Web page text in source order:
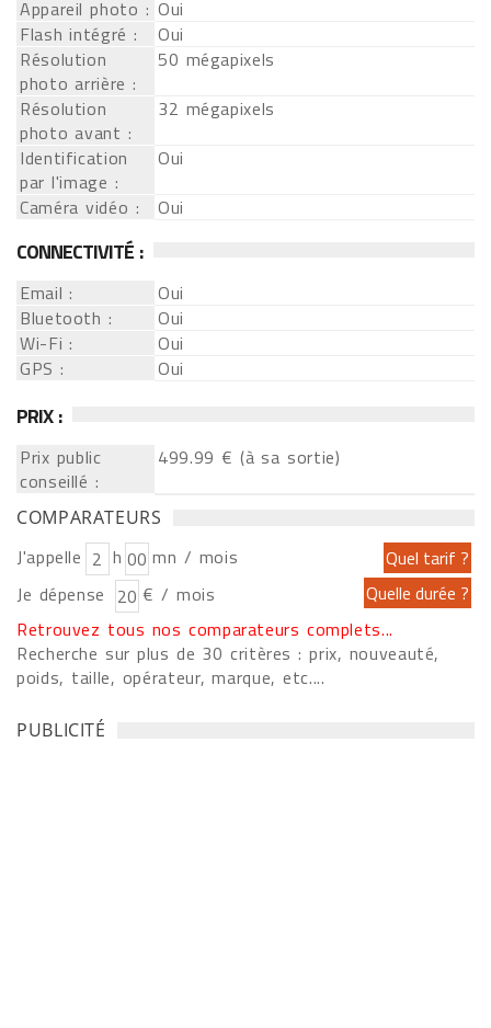
Appareil photo : Oui
Flash intégré :
Oui
Résolution
photo arrière :
50 mégapixels
Résolution
photo avant :
32 mégapixels
Identification
par l'image :
Oui
Caméra vidéo :
Oui
CONNECTIVITÉ :
Email :
Oui
Bluetooth :
Oui
Wi-Fi :
Oui
GPS :
Oui
PRIX :
Prix public
conseillé :
499.99 € (à sa sortie)
COMPARATEURS
J'appelle h
mn / mois
Je dépense
€ / mois
Retrouvez tous nos comparateurs complets...
Recherche sur plus de 30 critères : prix, nouveauté,
poids, taille, opérateur, marque, etc....
PUBLICITÉ